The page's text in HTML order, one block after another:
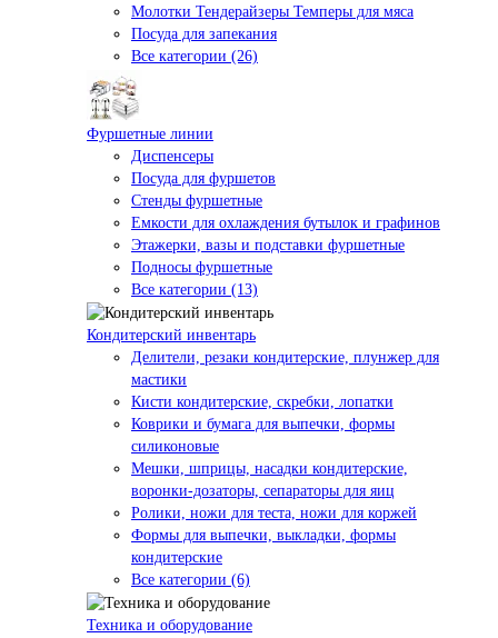
Молотки Тендерайзеры Темперы для мяса
Посуда для запекания
Все категории (26)
Фуршетные линии
Диспенсеры
Посуда для фуршетов
Стенды фуршетные
Емкости для охлаждения бутылок и графинов
Этажерки, вазы и подставки фуршетные
Подносы фуршетные
Все категории (13)
Кондитерский инвентарь
Делители, резаки кондитерские, плунжер для
мастики
Кисти кондитерские, скребки, лопатки
Коврики и бумага для выпечки, формы
силиконовые
Мешки, шприцы, насадки кондитерские,
воронки-дозаторы, сепараторы для яиц
Ролики, ножи для теста, ножи для коржей
Формы для выпечки, выкладки, формы
кондитерские
Все категории (6)
Техника и оборудование